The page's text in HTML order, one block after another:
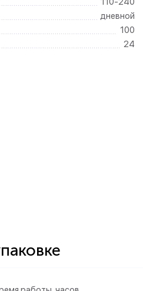
Беспроводные розетки
дневной
100
24